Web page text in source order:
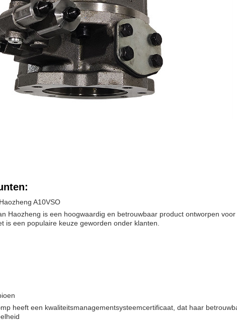
A10VSO
Haozheng is een hoogwaardig en betrouwbaar product ontworpen
is een populaire keuze geworden onder klanten.
heeft een kwaliteitsmanagementsysteemcertificaat, dat haar